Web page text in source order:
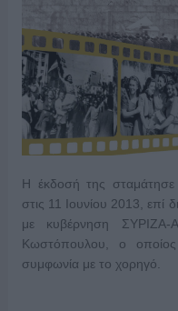
Η έκδοσή της σταμάτησε
στις 11 Ιουνίου 2013, επί
με κυβέρνηση
Κωστόπουλου, ο οποίος
συμφωνία με το χορηγό.